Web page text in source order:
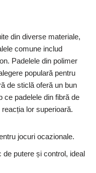
din diverse materiale,
comune includ
Padelele din polimer
populară pentru
de sticlă oferă un bun
ce padelele din fibră de
lor superioară.
jocuri ocazionale.
de putere și control, ideal